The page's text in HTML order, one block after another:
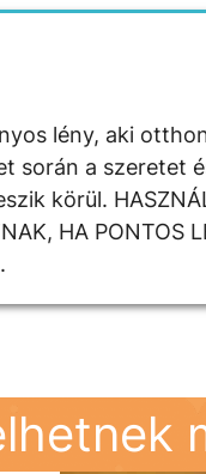
lény, aki
során a szeretet
körül.
HA PONTOS